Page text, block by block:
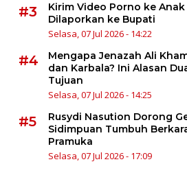
#3
Kirim Video Porno ke Anak
Dilaporkan ke Bupati
Selasa, 07 Jul 2026 - 14:22
#4
Mengapa Jenazah Ali
dan Karbala? Ini Alasan
Tujuan
Selasa, 07 Jul 2026 - 14:25
#5
Rusydi Nasution Dorong
Sidimpuan Tumbuh
Pramuka
Selasa, 07 Jul 2026 - 17:09